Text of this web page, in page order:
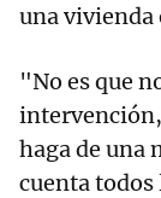
una
"No es que
intervención,
haga de una
cuenta todos